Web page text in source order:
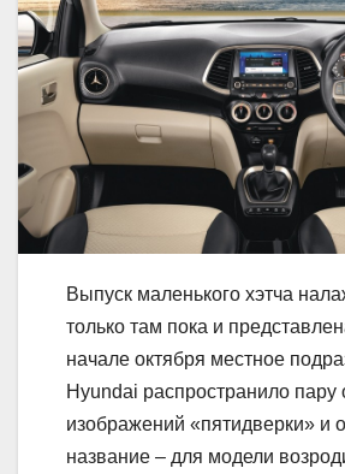
Выпуск маленького хэтча
только там пока и
начале октября местное
Hyundai распространило
изображений «пятидверки» и
название – для модели